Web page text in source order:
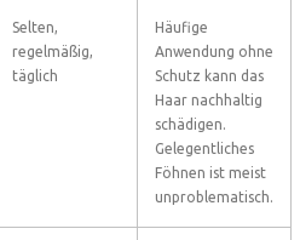
Selten,
regelmäßig,
täglich
Häufige
Anwendung ohne
Schutz kann das
Haar nachhaltig
schädigen.
Gelegentliches
Föhnen ist meist
unproblematisch.